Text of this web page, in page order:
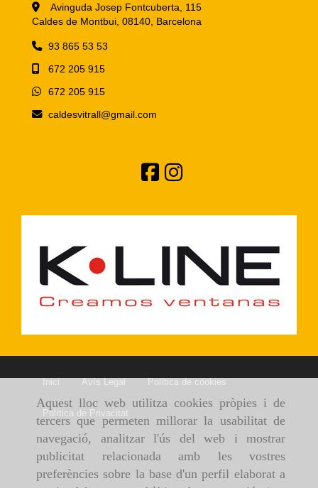
Aquest lloc web utilitza cookies pròpies i de
tercers que permeten millorar la usabilitat de
navegació, analitzar l'ús del web i mostrar
publicitat relacionada amb les vostres
preferències sobre la base d'un perfil elaborat a
Avinguda Josep Fontcuberta, 115
Caldes de Montbui, 08140, Barcelona
93 865 53 53
672 205 915
672 205 915
caldesvitrall
gmail.com
Inici Avís Legal Política de cookies
Política de Privacitat